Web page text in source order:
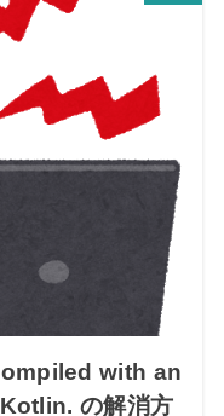
with an
の解消方